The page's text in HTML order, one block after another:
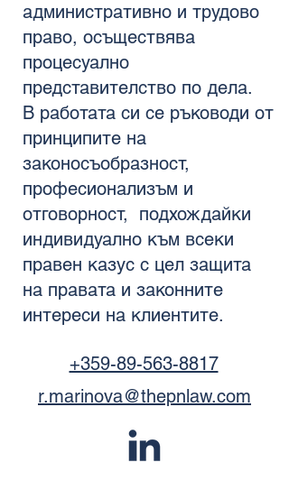
административно и трудово
право, осъществява
процесуално
представителство по дела.
В работата си се ръководи от
принципите на
законосъобразност,
професионализъм и
отговорност, подхождайки
индивидуално към всеки
правен казус с цел защита
на правата и законните
интереси на клиентите.
+359-89-563-8817
r.marinova@thepnlaw.com